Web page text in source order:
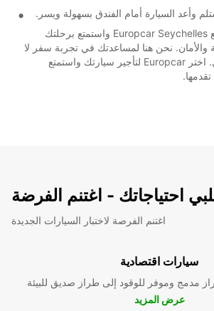
وأعد السيارة أمام الفندق بسهولة ويسر.
احجز سيارتك اليوم مع Europcar Seychelles واستمتع برحلتك
نحن هنا لمساعدتك في تجربة سفر لا
تُنسى في جزر سيشل. اختر Europcar لتأجير سيارتك واستمتع
احتياجاتك - اغتنم الفرضة
اغتنم الفرصة لاختبار السيارات الجديدة
سيارات اقتصادية
مدمج وموفر للوقود إلى طراز صديق للبيئة
عرض المزيد